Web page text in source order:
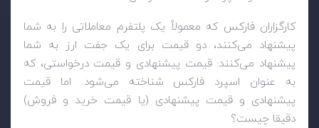
کارگزاران فارکس که معمولاً یک پلتفرم معاملاتی را به شما
پیشنهاد می‌کنند، دو قیمت برای یک جفت ارز به شما
پیشنهاد می‌کنند: قیمت پیشنهادی و قیمت درخواستی، که
به عنوان اسپرد فارکس شناخته می‌شود. اما قیمت
پیشنهادی و قیمت پیشنهادی (یا قیمت خرید و فروش)
دقیقا چیست؟